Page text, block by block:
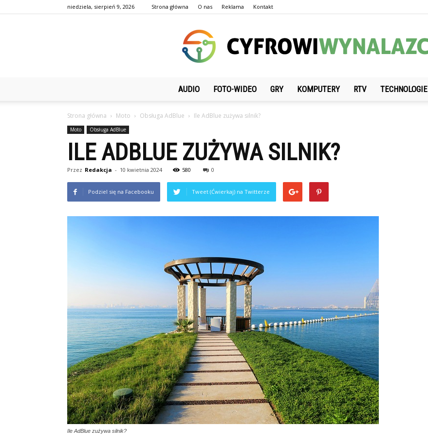
niedziela, sierpień 9, 2026 Strona główna O nas Reklama Kontakt
CyfrowiWynalazcy.pl
AUDIO FOTO-WIDEO GRY KOMPUTERY RTV TECHNOLOGIE
Strona główna Moto Obsługa AdBlue Ile AdBlue zużywa silnik?
Moto Obsługa AdBlue
ILE ADBLUE ZUŻYWA SILNIK?
Przez Redakcja - 10 kwietnia 2024 580 0
Podziel się na Facebooku Tweet (Ćwierkaj) na Twitterze
Ile AdBlue zużywa silnik?